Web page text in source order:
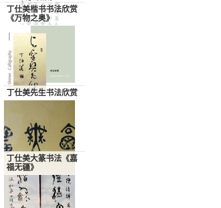
丁仕美楷书书法欣赏
《万物之奥》
丁仕美先生书法欣赏
丁仕美大篆书法《嘉
福无疆》